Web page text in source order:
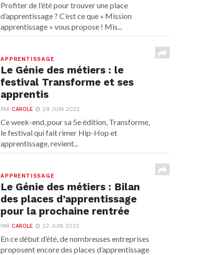
Profiter de l’été pour trouver une place
d’apprentissage ? C’est ce que « Mission
apprentissage » vous propose ! Mis...
APPRENTISSAGE
Le Génie des métiers : le
festival Transforme et ses
apprentis
PARCAROLE 29 JUIN 2022
Ce week-end, pour sa 5e édition, Transforme,
le festival qui fait rimer Hip-Hop et
apprentissage, revient...
APPRENTISSAGE
Le Génie des métiers : Bilan
des places d’apprentissage
pour la prochaine rentrée
PARCAROLE 22 JUIN 2022
En ce début d’été, de nombreuses entreprises
proposent encore des places d’apprentissage